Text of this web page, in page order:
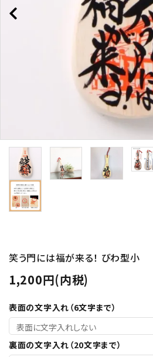
(フルオーダー・セミオーダー)
宮島のしゃもじについて
オーダーしゃもじ制作事例
包装について
プライバシーポリシー
特定商取引法について
ようこそ ゲスト 様
笑う門には福が来る！ びわ型小
1,200円(内税)
表面の文字入れ（6文字まで）
裏面の文字入れ（20文字まで）